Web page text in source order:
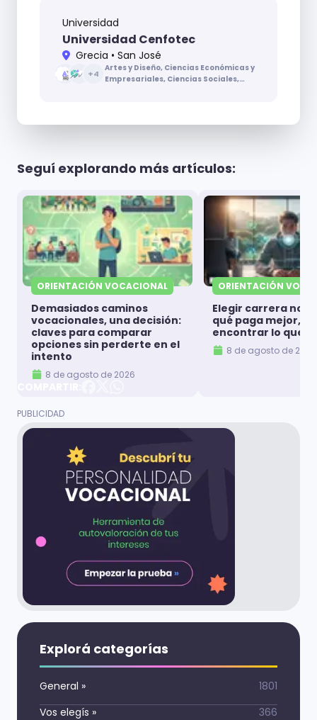
Universidad
Universidad Cenfotec
Grecia • San José
+4 Artes y Diseño, Ciencias Económicas y
Empresariales, Ciencias Sociales,
Seguí explorando más artículos:
ORIENTACIÓN VOCACIONAL
Demasiados caminos
vocacionales, una decisión:
claves para comparar
opciones sin perderte en el
intento
8 de agosto de 2026
ORIENTACIÓN
Elegir carrera no
qué paga mejor, es
encontrar lo que
8 de agosto de 2026
Explorá categorías
General »
1801
Vos elegís » 366